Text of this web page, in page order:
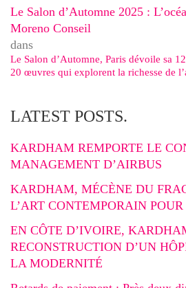
Le Salon d’Automne 2025 :
Moreno Conseil
dans
Le Salon d’Automne, Paris dévoile sa
20 œuvres qui explorent la richesse de
LATEST POSTS.
KARDHAM REMPORTE LE
MANAGEMENT D’AIRBUS
KARDHAM, MÉCÈNE DU
L’ART CONTEMPORAIN
EN CÔTE D’IVOIRE,
RECONSTRUCTION D’UN
LA MODERNITÉ